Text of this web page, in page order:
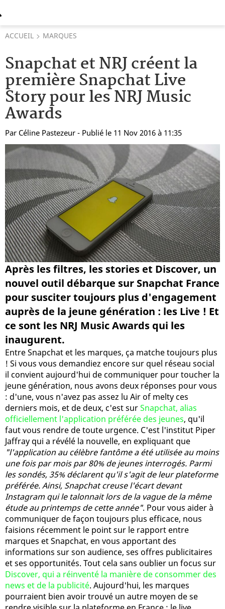
ACCUEIL MARQUES
Snapchat et NRJ créent la
première Snapchat Live
Story pour les NRJ Music
Awards
Par Céline Pastezeur - Publié le 11 Nov 2016 à 11:35
Après les filtres, les stories et Discover, un
nouvel outil débarque sur Snapchat France
pour susciter toujours plus d'engagement
auprès de la jeune génération : les Live ! Et
ce sont les NRJ Music Awards qui les
inaugurent.
Entre Snapchat et les marques, ça matche toujours plus
! Si vous vous demandiez encore sur quel réseau social
il convient aujourd'hui de communiquer pour toucher la
jeune génération, nous avons deux réponses pour vous
: d'une, vous n'avez pas assez lu Air of melty ces
derniers mois, et de deux, c'est surSnapchat, alias
officiellement l'application préférée des jeunes, qu'il
faut vous rendre de toute urgence. C'est l'institut Piper
Jaffray qui a révélé la nouvelle, en expliquant que
"l'application au célèbre fantôme a été utilisée au moins
une fois par mois par 80% de jeunes interrogés. Parmi
les sondés, 35% déclarent qu'il s'agit de leur plateforme
préférée. Ainsi, Snapchat creuse l'écart devant
Instagram qui le talonnait lors de la vague de la même
étude au printemps de cette année". Pour vous aider à
communiquer de façon toujours plus efficace, nous
faisions récemment le point sur le rapport entre
marques et Snapchat, en vous apportant des
informations sur son audience, ses offres publicitaires
et ses opportunités. Tout cela sans oublier un focus sur
Discover, qui a réinventé la manière de consommer des
news et de la publicité. Aujourd'hui, les marques
pourraient bien avoir trouvé un autre moyen de se